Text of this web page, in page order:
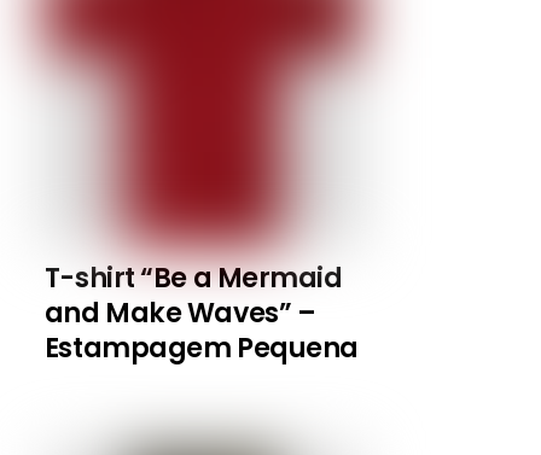
T-shirt “Be a Mermaid
and Make Waves” –
Estampagem Pequena